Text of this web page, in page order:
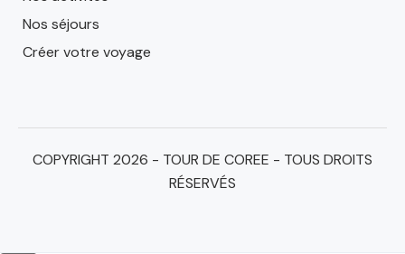
Nos séjours
Créer votre voyage
COPYRIGHT 2026 - TOUR DE COREE - TOUS DROITS
RÉSERVÉS